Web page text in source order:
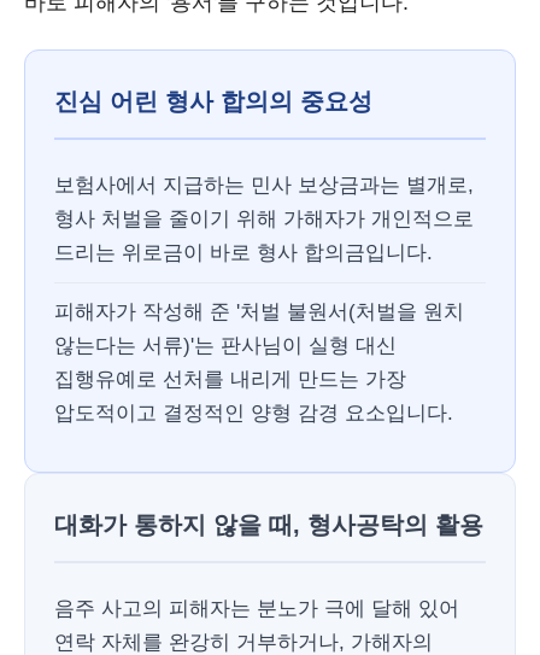
진심 어린 형사 합의의 중요성
보험사에서 지급하는 민사 보상금과는 별개로,
형사 처벌을 줄이기 위해 가해자가 개인적으로
드리는 위로금이 바로 형사 합의금입니다.
피해자가 작성해 준 '처벌 불원서(처벌을 원치
않는다는 서류)'는 판사님이 실형 대신
집행유예로 선처를 내리게 만드는 가장
압도적이고 결정적인 양형 감경 요소입니다.
대화가 통하지 않을 때, 형사공탁의 활용
음주 사고의 피해자는 분노가 극에 달해 있어
연락 자체를 완강히 거부하거나, 가해자의